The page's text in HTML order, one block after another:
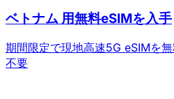
ベトナム 用無料eSIMを入手
期間限定で現地高速5G eSIMを
不要